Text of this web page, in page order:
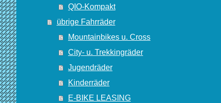
QIO-Kompakt
übrige Fahrräder
Mountainbikes u. Cross
City- u. Trekkingräder
Jugendräder
Kinderräder
E-BIKE LEASING